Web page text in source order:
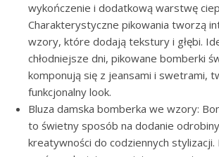
wykończenie i dodatkową warstwę
Charakterystyczne pikowania tworzą
wzory, które dodają tekstury i głębi.
chłodniejsze dni, pikowane bomberki
komponują się z jeansami i swetrami,
funkcjonalny look.
Bluza damska bomberka we wzory:
to świetny sposób na dodanie
kreatywności do codziennych